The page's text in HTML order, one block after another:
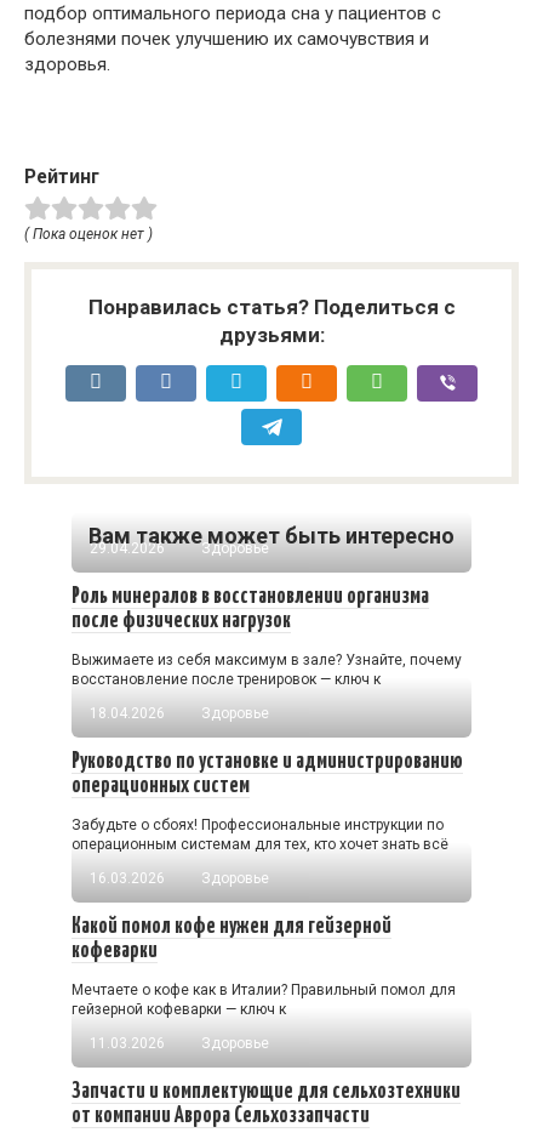
подбор оптимального периода сна у пациентов с
болезнями почек улучшению их самочувствия и
здоровья.
Рейтинг
( Пока оценок нет )
Понравилась статья? Поделиться с
друзьями:
Вам также может быть интересно
29.04.2026 Здоровье
Роль минералов в восстановлении организма
после физических нагрузок
Выжимаете из себя максимум в зале? Узнайте, почему
восстановление после тренировок — ключ к
18.04.2026
Здоровье
Руководство по установке и администрированию
операционных систем
Забудьте о сбоях! Профессиональные инструкции по
операционным системам для тех, кто хочет знать всё
16.03.2026
Здоровье
Какой помол кофе нужен для гейзерной
кофеварки
Мечтаете о кофе как в Италии? Правильный помол для
гейзерной кофеварки — ключ к
11.03.2026
Здоровье
Запчасти и комплектующие для сельхозтехники
от компании Аврора Сельхоззапчасти